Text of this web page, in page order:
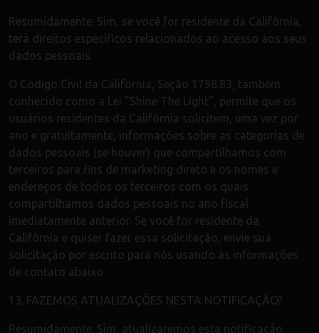
Resumidamente: Sim, se você for residente da Califórnia,
terá direitos específicos relacionados ao acesso aos seus
dados pessoais.
O Código Civil da Califórnia, Seção 1798.83, também
conhecido como a Lei "Shine The Light", permite que os
usuários residentes da Califórnia solicitem, uma vez por
ano e gratuitamente, informações sobre as categorias de
dados pessoais (se houver) que compartilhamos com
terceiros para fins de marketing direto e os nomes e
endereços de todos os terceiros com os quais
compartilhamos dados pessoais no ano fiscal
imediatamente anterior. Se você for residente da
Califórnia e quiser fazer essa solicitação, envie sua
solicitação por escrito para nós usando as informações
de contato abaixo.
13. FAZEMOS ATUALIZAÇÕES NESTA NOTIFICAÇÃO?
Resumidamente: Sim, atualizaremos esta notificação